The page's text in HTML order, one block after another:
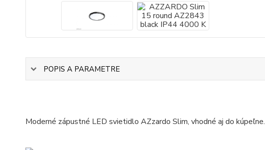
POPIS A PARAMETRE
Moderné zápustné LED svietidlo AZzardo Slim, vhodné aj do kúpeľne.